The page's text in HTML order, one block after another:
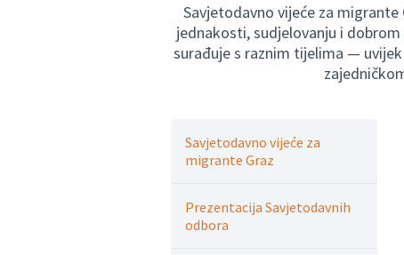
Savjetodavno vijeće za migrante
jednakosti, sudjelovanju i
surađuje s raznim tijelima —
Savjetodavno vijeće za
migrante Graz
Prezentacija Savjetodavnih
odbora